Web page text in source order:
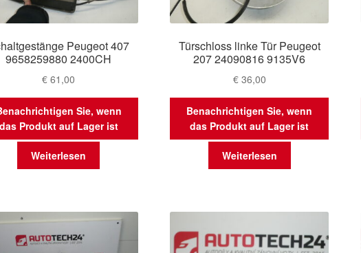
Peugeot 407
9658259880 2400CH
€ 61,00
Sie, wenn
Produkt auf Lager ist
Weiterlesen
Türschloss linke Tür Peugeot
207 24090816 9135V6
€36,00
Benachrichtigen Sie, wenn
das Produkt auf Lager ist
Weiterlesen